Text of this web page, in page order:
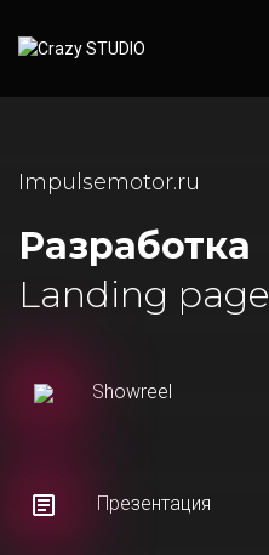
Impulsemotor.ru
Разработка
Landing page
Showreel
Презентация